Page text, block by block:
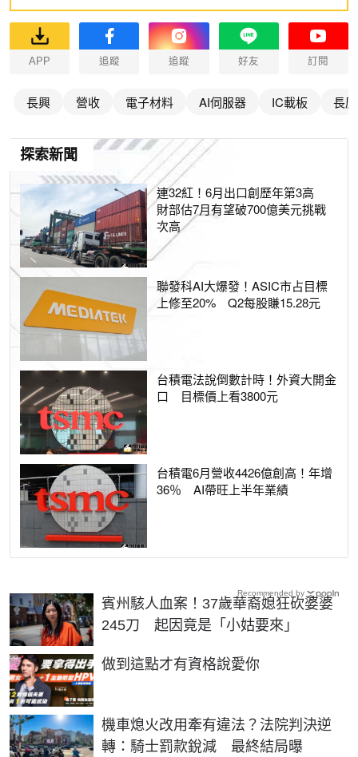
APP 追蹤 追蹤 好友 訂閱
長興 營收 電子材料 AI伺服器 IC載板 長
探索新聞
連32紅！6月出口創歷年第3高
財部估7月有望破700億美元挑戰
次高
聯發科AI大爆發！ASIC市占目標
上修至20% Q2每股賺15.28元
台積電法說倒數計時！外資大開金
口 目標價上看3800元
台積電6月營收4426億創高！年增
36％ AI帶旺上半年業績
賓州駭人血案！37歲華裔媳狂砍婆婆
245刀 起因竟是「小姑要來」
做到這點才有資格說愛你
PR
機車熄火改用牽有違法？法院判決逆
轉：騎士罰款銳減 最終結局曝
Recommended by